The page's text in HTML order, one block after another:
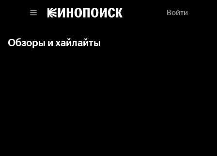
Войти
Обзоры и хайлайты